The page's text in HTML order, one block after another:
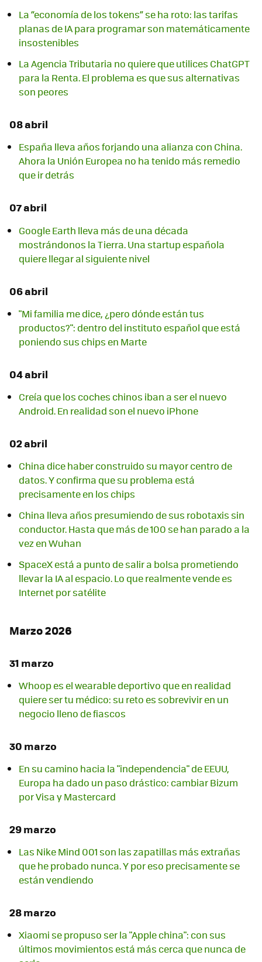
La “economía de los tokens” se ha roto: las tarifas
planas de IA para programar son matemáticamente
insostenibles
La Agencia Tributaria no quiere que utilices ChatGPT
para la Renta. El problema es que sus alternativas
son peores
08 abril
España lleva años forjando una alianza con China.
Ahora la Unión Europea no ha tenido más remedio
que ir detrás
07 abril
Google Earth lleva más de una década
mostrándonos la Tierra. Una startup española
quiere llegar al siguiente nivel
06 abril
"Mi familia me dice, ¿pero dónde están tus
productos?": dentro del instituto español que está
poniendo sus chips en Marte
04 abril
Creía que los coches chinos iban a ser el nuevo
Android. En realidad son el nuevo iPhone
02 abril
China dice haber construido su mayor centro de
datos. Y confirma que su problema está
precisamente en los chips
China lleva años presumiendo de sus robotaxis sin
conductor. Hasta que más de 100 se han parado a la
vez en Wuhan
SpaceX está a punto de salir a bolsa prometiendo
llevar la IA al espacio. Lo que realmente vende es
Internet por satélite
Marzo 2026
31 marzo
Whoop es el wearable deportivo que en realidad
quiere ser tu médico: su reto es sobrevivir en un
negocio lleno de fiascos
30 marzo
En su camino hacia la "independencia" de EEUU,
Europa ha dado un paso drástico: cambiar Bizum
por Visa y Mastercard
29 marzo
Las Nike Mind 001 son las zapatillas más extrañas
que he probado nunca. Y por eso precisamente se
están vendiendo
28 marzo
Xiaomi se propuso ser la "Apple china": con sus
últimos movimientos está más cerca que nunca de